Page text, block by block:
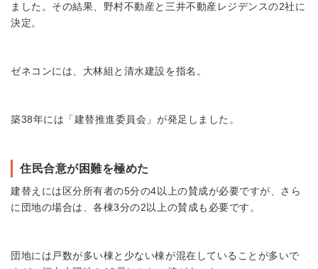
ました。その結果、野村不動産と三井不動産レジデンスの2社に
決定。
ゼネコンには、大林組と清水建設を指名。
築38年には「建替推進委員会」が発足しました。
住民合意が困難を極めた
建替えには区分所有者の5分の4以上の賛成が必要ですが、さら
に団地の場合は、各棟3分の2以上の賛成も必要です。
団地には戸数が多い棟と少ない棟が混在していることが多いで